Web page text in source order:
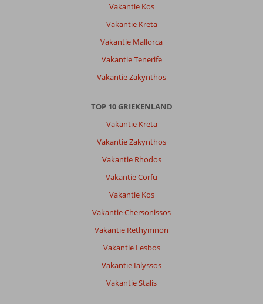
Vakantie Kos
Vakantie Kreta
Vakantie Mallorca
Vakantie Tenerife
Vakantie Zakynthos
TOP 10 GRIEKENLAND
Vakantie Kreta
Vakantie Zakynthos
Vakantie Rhodos
Vakantie Corfu
Vakantie Kos
Vakantie Chersonissos
Vakantie Rethymnon
Vakantie Lesbos
Vakantie Ialyssos
Vakantie Stalis